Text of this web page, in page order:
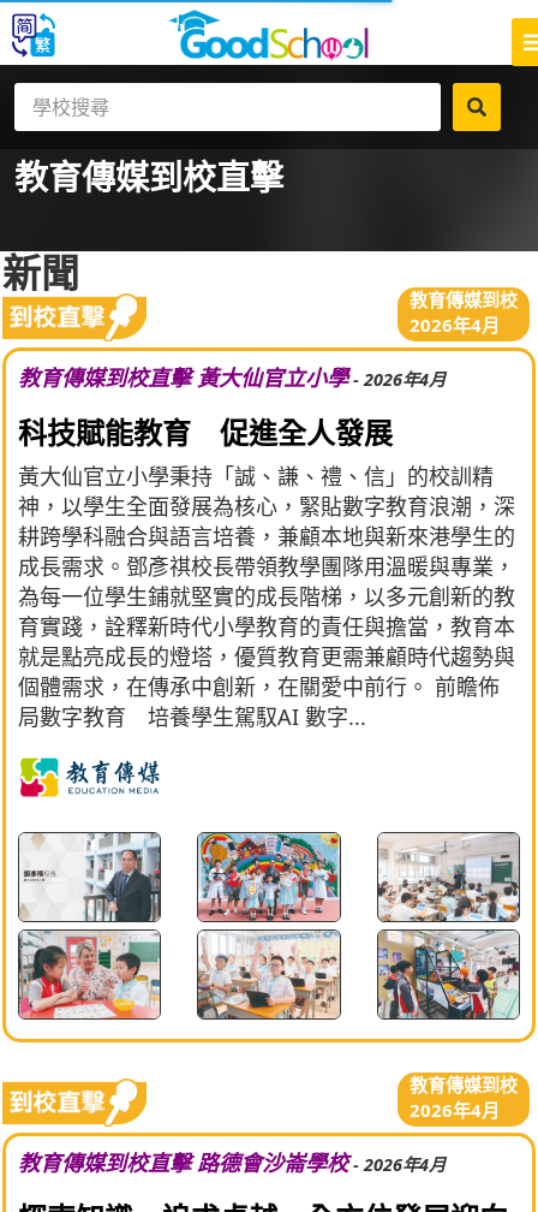
教育傳媒到校直擊
新聞
教育傳媒到校
2026年4月
教育傳媒到校直擊 黃大仙官立小學- 2026年4月
科技賦能教育 促進全人發展
黃大仙官立小學秉持「誠、謙、禮、信」的校訓精
神，以學生全面發展為核心，緊貼數字教育浪潮，深
耕跨學科融合與語言培養，兼顧本地與新來港學生的
成長需求。鄧彥祺校長帶領教學團隊用溫暖與專業，
為每一位學生鋪就堅實的成長階梯，以多元創新的教
育實踐，詮釋新時代小學教育的責任與擔當，教育本
就是點亮成長的燈塔，優質教育更需兼顧時代趨勢與
個體需求，在傳承中創新，在關愛中前行。 前瞻佈
局數字教育 培養學生駕馭AI 數字...
教育傳媒到校
2026年4月
教育傳媒到校直擊 路德會沙崙學校- 2026年4月